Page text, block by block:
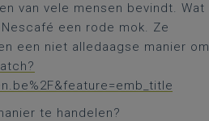
van vele mensen bevindt. Wat
een rode mok. Ze
een niet alledaagse manier om
te handelen?